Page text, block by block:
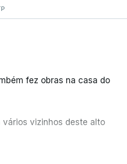
fez obras na casa do
vizinhos deste alto